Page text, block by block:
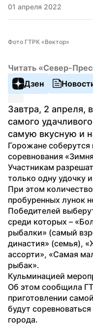
01 апреля 2022
Фото ГТРК «Вектор»
Читать «Север-
Дзен
Завтра, 2 апреля,
самого
самую вкусную и
Горожане
соревнования
Участникам
только одну удочку
При этом
пробуренных лунок
Победителей
среди которых –
рыбалки» (самый
династия» (семья),
ассорти», «Самая
рыбак».
Кульминацией
Об этом сообщила
приготовлении
будут
города.